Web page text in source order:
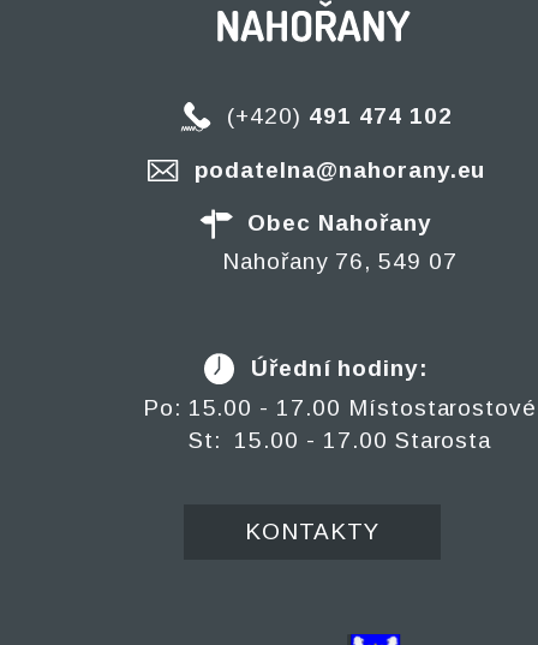
(+420) 491 474 102
podatelna@nahorany.eu
Obec Nahořany
Nahořany 76, 549 07
Úřední hodiny:
Po: 15.00 - 17.00 Místostarostové
St: 15.00 - 17.00 Starosta
KONTAKTY